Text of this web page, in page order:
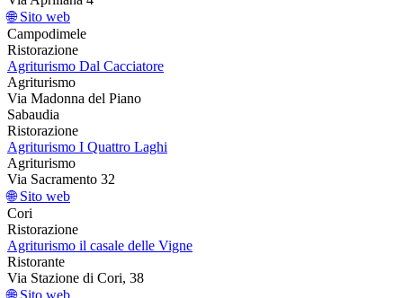
🌐 Sito web
Campodimele
Ristorazione
Agriturismo Dal Cacciatore
Agriturismo
Via Madonna del Piano
Sabaudia
Ristorazione
Agriturismo I Quattro Laghi
Agriturismo
Via Sacramento 32
🌐 Sito web
Cori
Ristorazione
Agriturismo il casale delle Vigne
Ristorante
Via Stazione di Cori, 38
🌐 Sito web